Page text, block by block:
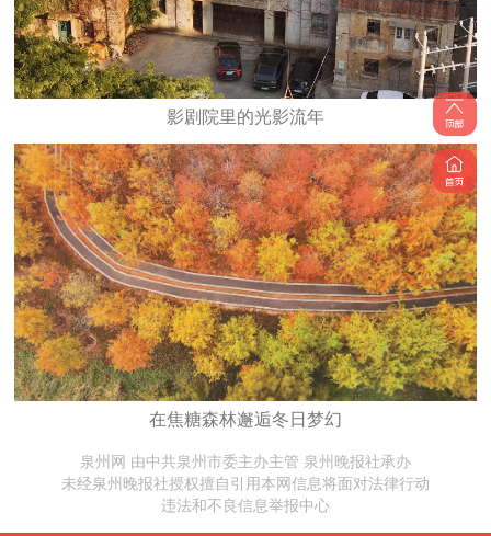
影剧院里的光影流年
在焦糖森林邂逅冬日梦幻
泉州网 由中共泉州市委主办主管 泉州晚报社承办
未经泉州晚报社授权擅自引用本网信息将面对法律行动
违法和不良信息举报中心